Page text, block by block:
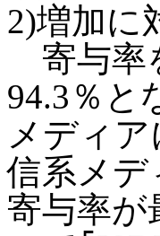
2)増加に
寄与率
94.3％と
メディ
信系メデ
寄与率が